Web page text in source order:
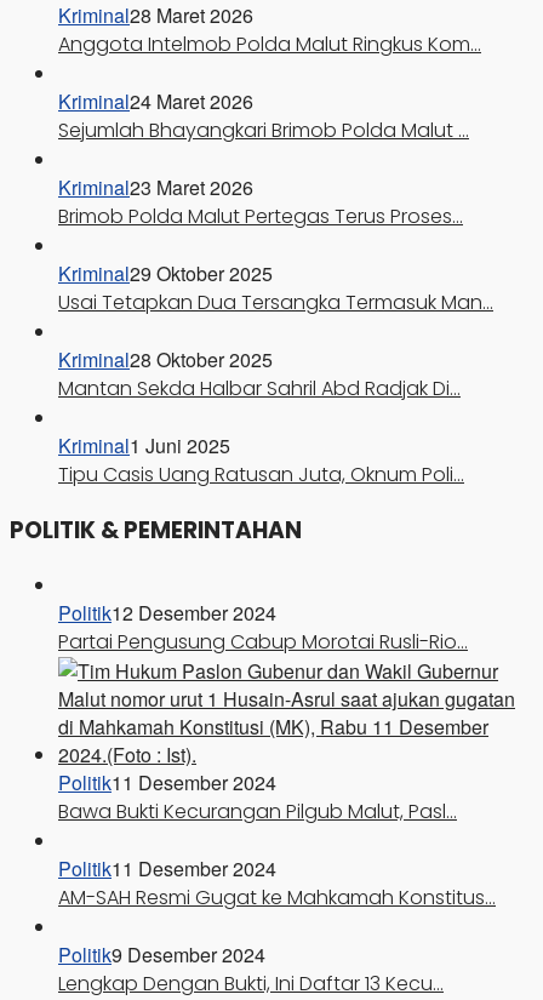
Kriminal28 Maret 2026
Anggota Intelmob Polda Malut Ringkus Kom…
Kriminal24 Maret 2026
Sejumlah Bhayangkari Brimob Polda Malut …
Kriminal23 Maret 2026
Brimob Polda Malut Pertegas Terus Proses…
Kriminal29 Oktober 2025
Usai Tetapkan Dua Tersangka Termasuk Man…
Kriminal28 Oktober 2025
Mantan Sekda Halbar Sahril Abd Radjak Di…
Kriminal1 Juni 2025
Tipu Casis Uang Ratusan Juta, Oknum Poli…
POLITIK & PEMERINTAHAN
Politik12 Desember 2024
Partai Pengusung Cabup Morotai Rusli-Rio…
Politik11 Desember 2024
Bawa Bukti Kecurangan Pilgub Malut, Pasl…
Politik11 Desember 2024
AM-SAH Resmi Gugat ke Mahkamah Konstitus…
Politik9 Desember 2024
Lengkap Dengan Bukti, Ini Daftar 13 Kecu…